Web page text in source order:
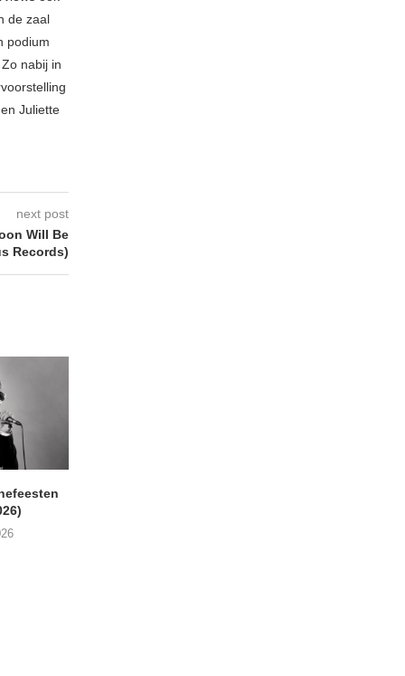
de zaal
podium
nabij in
Juliette
next post
Will Be
Records)